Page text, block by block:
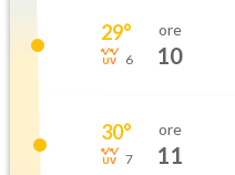
29°
6
ore
10
30°
7
ore
11